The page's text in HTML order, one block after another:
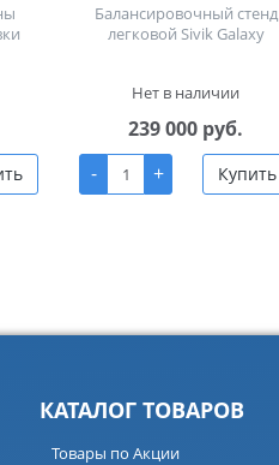
Балансировочный стенд
легковой Sivik Galaxy
Нет в наличии
239 000 руб.
-
+ Купить
КАТАЛОГ ТОВАРОВ
Товары по Акции